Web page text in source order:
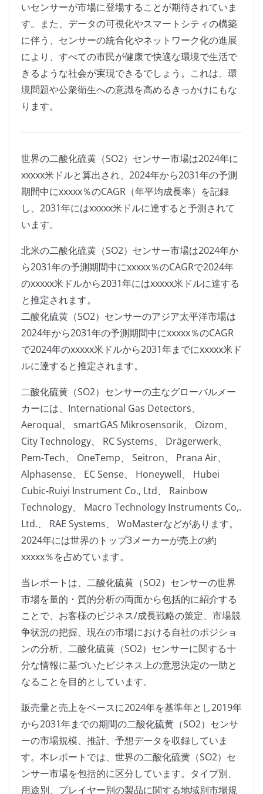
いセンサーが市場に登場することが期待されていま
す。また、データの可視化やスマートシティの構築
に伴う、センサーの統合化やネットワーク化の進展
により、すべての市民が健康で快適な環境で生活で
きるような社会が実現できるでしょう。これは、環
境問題や公衆衛生への意識を高めるきっかけにもな
ります。
世界の二酸化硫黄（SO2）センサー市場は2024年に
xxxxx米ドルと算出され、2024年から2031年の予測
期間中にxxxxx％のCAGR（年平均成長率）を記録
し、2031年にはxxxxx米ドルに達すると予測されて
います。
北米の二酸化硫黄（SO2）センサー市場は2024年か
ら2031年の予測期間中にxxxxx％のCAGRで2024年
のxxxxx米ドルから2031年にはxxxxx米ドルに達する
と推定されます。
二酸化硫黄（SO2）センサーのアジア太平洋市場は
2024年から2031年の予測期間中にxxxxx％のCAGR
で2024年のxxxxx米ドルから2031年までにxxxxx米ド
ルに達すると推定されます。
二酸化硫黄（SO2）センサーの主なグローバルメー
カーには、International Gas Detectors、
Aeroqual、 smartGAS Mikrosensorik、 Oizom、
City Technology、 RC Systems、 Drägerwerk、
Pem-Tech、 OneTemp、 Seitron、 Prana Air、
Alphasense、 EC Sense、 Honeywell、 Hubei
Cubic-Ruiyi Instrument Co., Ltd、 Rainbow
Technology、 Macro Technology Instruments Co,.
Ltd.、 RAE Systems、 WoMasterなどがあります。
2024年には世界のトップ3メーカーが売上の約
xxxxx％を占めています。
当レポートは、二酸化硫黄（SO2）センサーの世界
市場を量的・質的分析の両面から包括的に紹介する
ことで、お客様のビジネス/成長戦略の策定、市場競
争状況の把握、現在の市場における自社のポジショ
ンの分析、二酸化硫黄（SO2）センサーに関する十
分な情報に基づいたビジネス上の意思決定の一助と
なることを目的としています。
販売量と売上をベースに2024年を基準年とし2019年
から2031年までの期間の二酸化硫黄（SO2）センサ
ーの市場規模、推計、予想データを収録していま
す。本レポートでは、世界の二酸化硫黄（SO2）セ
ンサー市場を包括的に区分しています。タイプ別、
用途別、プレイヤー別の製品に関する地域別市場規